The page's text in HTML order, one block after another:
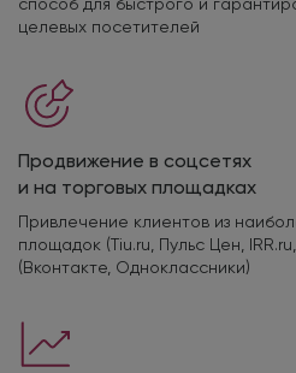
целевых посетителей
Продвижение в соцсетях
и на торговых площадках
Привлечение клиентов из
площадок (Tiu.ru, Пульс Цен,
(Вконтакте, Одноклассники)